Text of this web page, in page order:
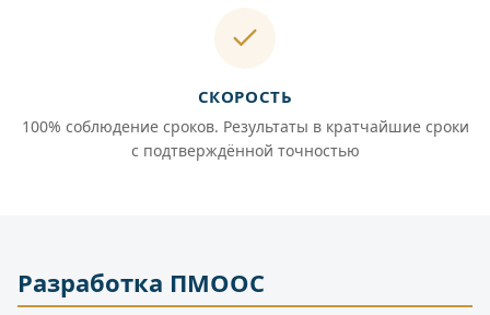
СКОРОСТЬ
100% соблюдение сроков. Результаты в кратчайшие сроки
с подтверждённой точностью
Разработка ПМООС